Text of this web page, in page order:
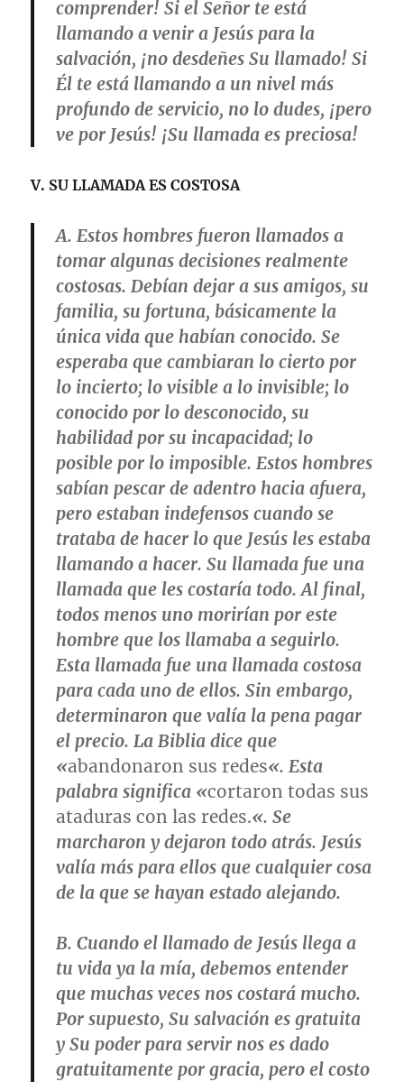
comprender! Si el Señor te está
llamando a venir a Jesús para la
salvación, ¡no desdeñes Su llamado! Si
Él te está llamando a un nivel más
profundo de servicio, no lo dudes, ¡pero
ve por Jesús! ¡Su llamada es preciosa!
V. SU LLAMADA ES COSTOSA
A. Estos hombres fueron llamados a
tomar algunas decisiones realmente
costosas. Debían dejar a sus amigos, su
familia, su fortuna, básicamente la
única vida que habían conocido. Se
esperaba que cambiaran lo cierto por
lo incierto; lo visible a lo invisible; lo
conocido por lo desconocido, su
habilidad por su incapacidad; lo
posible por lo imposible. Estos hombres
sabían pescar de adentro hacia afuera,
pero estaban indefensos cuando se
trataba de hacer lo que Jesús les estaba
llamando a hacer. Su llamada fue una
llamada que les costaría todo. Al final,
todos menos uno morirían por este
hombre que los llamaba a seguirlo.
Esta llamada fue una llamada costosa
para cada uno de ellos. Sin embargo,
determinaron que valía la pena pagar
el precio. La Biblia dice que
«abandonaron sus redes«. Esta
palabra significa «cortaron todas sus
ataduras con las redes.«. Se
marcharon y dejaron todo atrás. Jesús
valía más para ellos que cualquier cosa
de la que se hayan estado alejando.
B. Cuando el llamado de Jesús llega a
tu vida ya la mía, debemos entender
que muchas veces nos costará mucho.
Por supuesto, Su salvación es gratuita
y Su poder para servir nos es dado
gratuitamente por gracia, pero el costo